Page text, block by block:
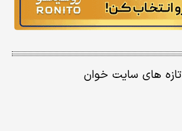
تازه های سایت خوان